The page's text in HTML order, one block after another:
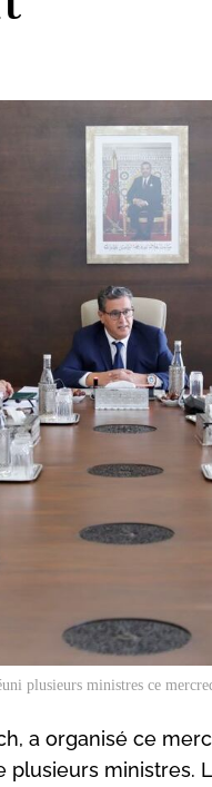
plusieurs ministres ce
a organisé ce
ministres.